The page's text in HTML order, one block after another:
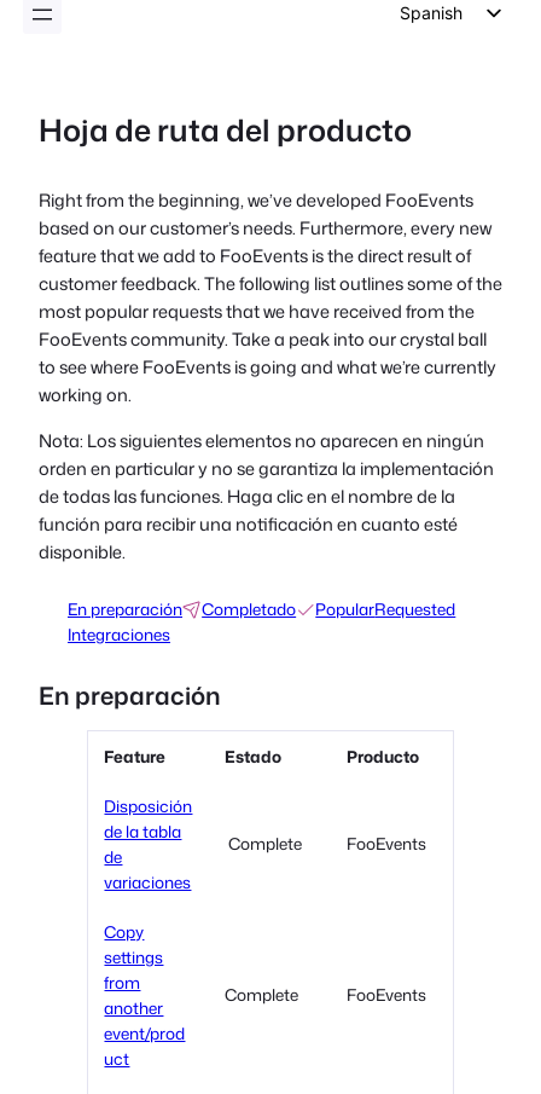
Spanish
Dutch
Portuguese
French
Polish
Czech
Greek
Hoja de ruta del producto
Right from the beginning, we’ve developed FooEvents
based on our customer’s needs. Furthermore, every new
feature that we add to FooEvents is the direct result of
customer feedback. The following list outlines some of the
most popular requests that we have received from the
FooEvents community. Take a peak into our crystal ball
to see where FooEvents is going and what we’re currently
working on.
Nota: Los siguientes elementos no aparecen en ningún
orden en particular y no se garantiza la implementación
de todas las funciones. Haga clic en el nombre de la
función para recibir una notificación en cuanto esté
disponible.
En preparación Completado PopularRequested
Integraciones
En preparación
Feature Estado Producto
Disposición
de la tabla
de
variaciones
Complete FooEvents
Copy
settings
from
another
event/prod
uct
Complete FooEvents